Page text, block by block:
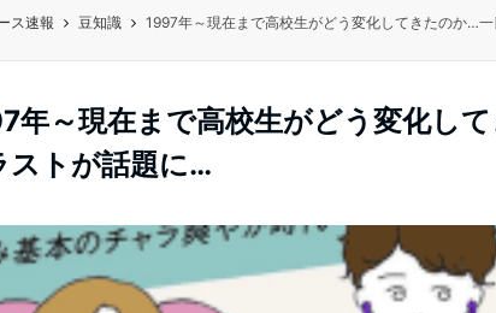
ス速報 豆知識 1997年～現在まで高校生がどう変化してきたのか…
年～現在まで高校生がどう変化し
ストが話題に…